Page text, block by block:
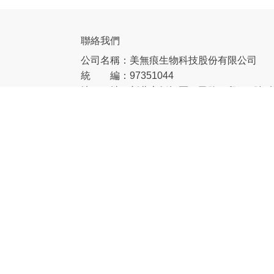
聯絡我們
公司名稱：美無痕生物科技股份有限公司
統 編：97351044